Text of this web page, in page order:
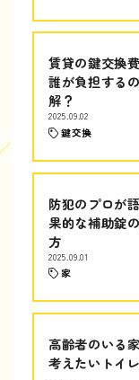
賃貸の鍵交換
誰が負担する
解？
2025.09.02
鍵交換
防犯のプロが
果的な補助錠
方
2025.09.01
家
高齢者のいる
考えたいトイ